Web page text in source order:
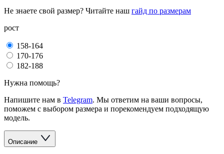
Не знаете свой размер? Читайте наш гайд по размерам
рост
158-164
170-176
182-188
Нужна помощь?
Напишите нам в Telegram. Мы ответим на ваши вопросы,
поможем с выбором размера и порекомендуем подходящую
модель.
Описание